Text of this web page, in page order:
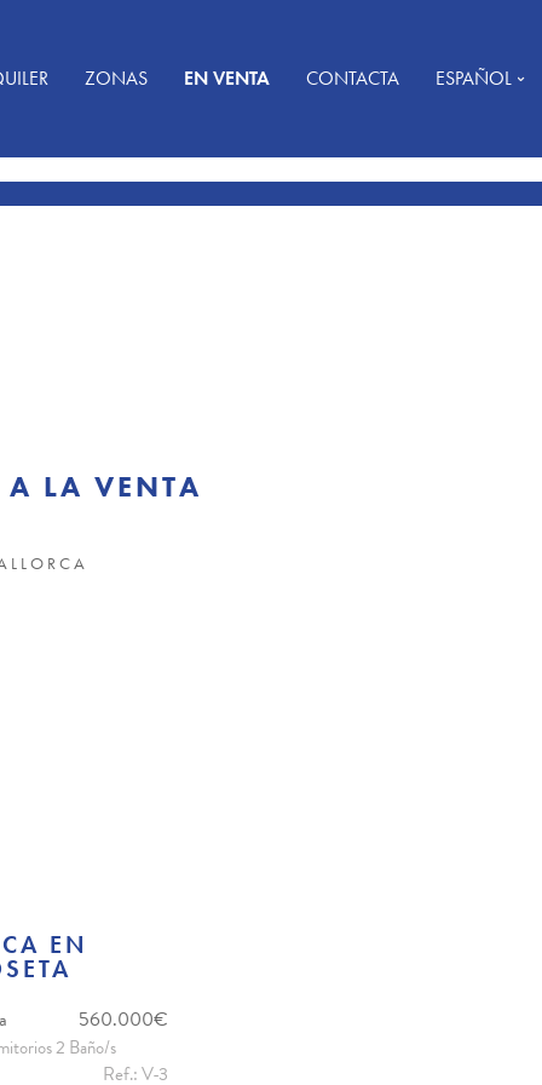
ZONAS EN VENTA CONTACTA ESPAÑOL
LA VENTA
EN
560.000€
2 Baño/s
Ref.: V-3